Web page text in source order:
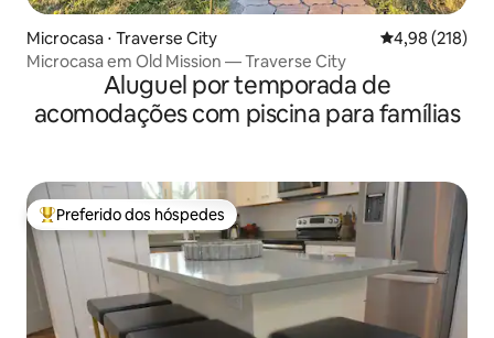
Microcasa ⋅ Traverse City 4,98 de uma
4,98 (218)
Microcasa em Old Mission — Traverse City
Aluguel por temporada de
acomodações com piscina para famílias
Entre os melhores preferidos dos hóspedes
Preferido dos hóspedes